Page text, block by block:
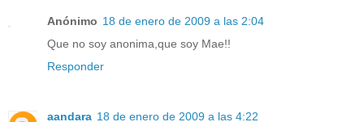
Anónimo 18 de enero de 2009 a las 2:04
Que no soy anonima,que soy Mae!!
Responder
aandara 18 de enero de 2009 a las 4:22